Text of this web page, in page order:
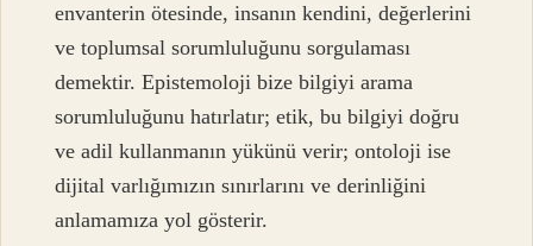
envanterin ötesinde, insanın kendini, değerlerini
ve toplumsal sorumluluğunu sorgulaması
demektir. Epistemoloji bize bilgiyi arama
sorumluluğunu hatırlatır; etik, bu bilgiyi doğru
ve adil kullanmanın yükünü verir; ontoloji ise
dijital varlığımızın sınırlarını ve derinliğini
anlamamıza yol gösterir.